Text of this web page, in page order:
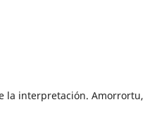
la interpretación. Amorrortu,